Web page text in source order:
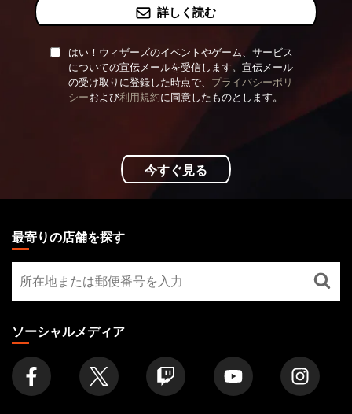
詳しく読む
はい！ウィザーズのイベントやゲーム、サービス
についての宣伝メールを受信します。宣伝メール
の受け取りに登録した時点で、 プライバシーポリ
シーおよび利用規約に同意したものとします。
今すぐ見る
THE
GATHERING
FOOTER
最寄りの店舗を探す
寄
り
の
店
舗
を
探
ソーシャルメディア